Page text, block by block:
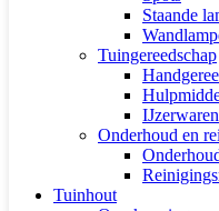
Staande
Tuingereedschap
IJzerwaren
Onderhoud en
Tuinhout